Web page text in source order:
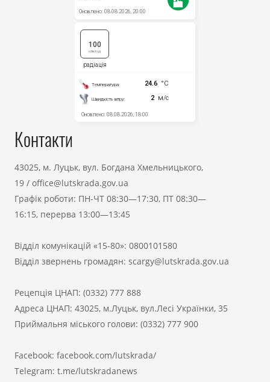
Контакти
43025, м. Луцьк, вул. Богдана Хмельницького,
19 / office@lutskrada.gov.ua
Графік роботи: ПН-ЧТ 08:30—17:30, ПТ 08:30—
16:15, перерва 13:00—13:45
Відділ комунікацій «15-80»: 0800101580
Відділ звернень громадян: scargy@lutskrada.gov.ua
Рецепція ЦНАП: (0332) 777 888
Адреса ЦНАП: 43025, м.Луцьк, вул.Лесі Українки, 35
Приймальня міського голови: (0332) 777 900
Facebook: facebook.com/lutskrada/
Telegram: t.me/lutskradanews